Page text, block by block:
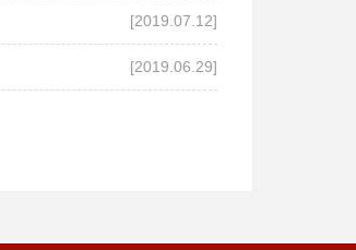
[2019.07.12]
[2019.06.29]